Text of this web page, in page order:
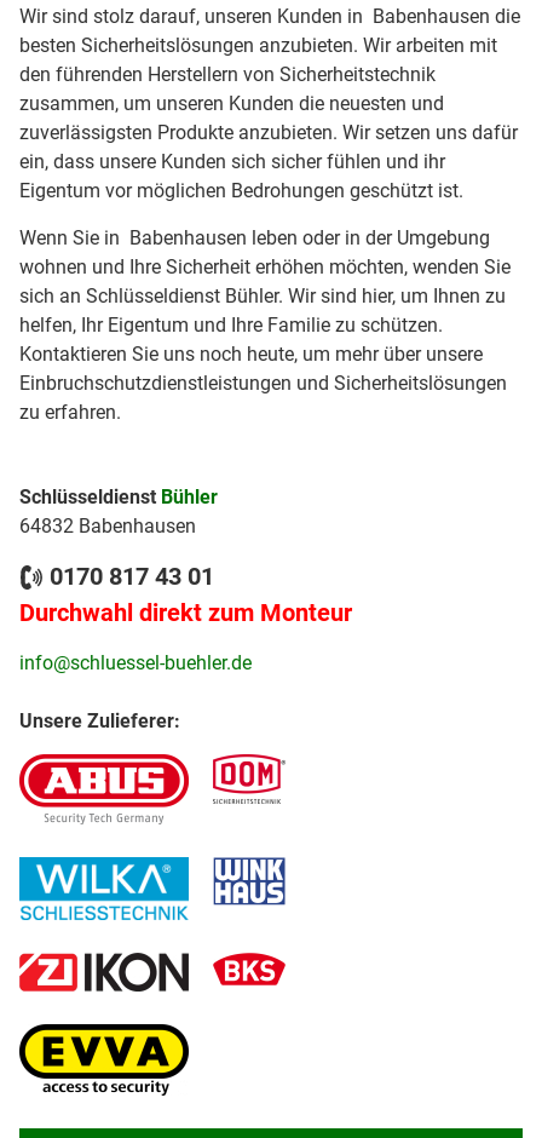
Wir sind stolz darauf, unseren Kunden in Babenhausen die
besten Sicherheitslösungen anzubieten. Wir arbeiten mit
den führenden Herstellern von Sicherheitstechnik
zusammen, um unseren Kunden die neuesten und
zuverlässigsten Produkte anzubieten. Wir setzen uns dafür
ein, dass unsere Kunden sich sicher fühlen und ihr
Eigentum vor möglichen Bedrohungen geschützt ist.
Wenn Sie in Babenhausen leben oder in der Umgebung
wohnen und Ihre Sicherheit erhöhen möchten, wenden Sie
sich an Schlüsseldienst Bühler. Wir sind hier, um Ihnen zu
helfen, Ihr Eigentum und Ihre Familie zu schützen.
Kontaktieren Sie uns noch heute, um mehr über unsere
Einbruchschutzdienstleistungen und Sicherheitslösungen
zu erfahren.
Schlüsseldienst Bühler
64832 Babenhausen
0170 817 43 01
Durchwahl direkt zum Monteur
info@schluessel-buehler.de
Unsere Zulieferer: